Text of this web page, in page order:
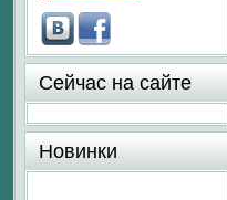
Сейчас на сайте
Новинки